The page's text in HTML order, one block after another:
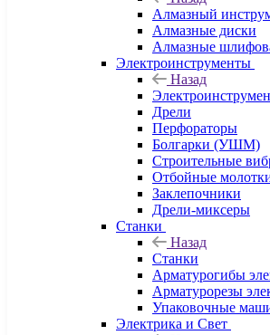
Алмазный
Алмазные диски
Алмазные
Электроинструменты
Назад
Дрели
Перфораторы
Болгарки (УШМ)
Строительные
Отбойные
Заклепочники
Дрели-миксеры
Станки
Назад
Станки
Арматурогибы
Арматурорезы
Упаковочные
Электрика и Свет